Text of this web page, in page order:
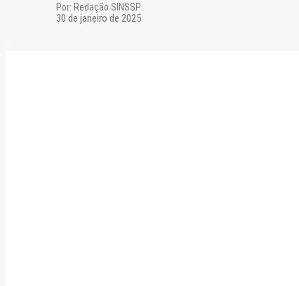
Por: Redação SINSSP
30 de janeiro de 2025